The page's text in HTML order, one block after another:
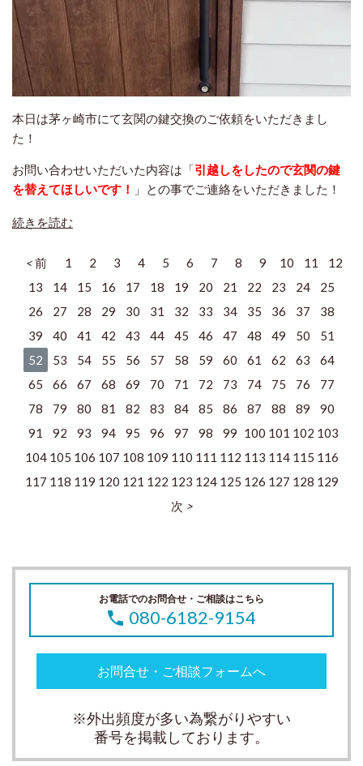
本日は茅ヶ崎市にて玄関の鍵交換のご依頼をいただきまし
た！
お問い合わせいただいた内容は「引越しをしたので玄関の鍵
を替えてほしいです！
」との事でご連絡をいただきました！
続きを読む
前 1 2 3 4 5 6 7 8 9 10 11
12
13
14 15 16 17 18 19 20 21 22 23 24
25
26
27 28 29 30 31 32 33 34 35 36 37
38
39
40 41 42 43 44 45 46 47 48 49 50
51
52
53 54 55 56 57 58 59 60 61 62 63
64
65
66 67 68 69 70 71 72 73 74 75 76
77
78
79 80 81 82 83 84 85 86 87 88 89
90
91
92 93 94 95 96 97 98 99 100 101 102 103
104 105 106 107 108 109 110 111 112 113 114 115 116
117 118 119 120 121 122 123 124 125 126 127 128 129
次
お電話でのお問合せ・ご相談はこちら
080-6182-9154
お問合せ・ご相談フォームへ
※外出頻度が多い為繋がりやすい
番号を掲載しております。